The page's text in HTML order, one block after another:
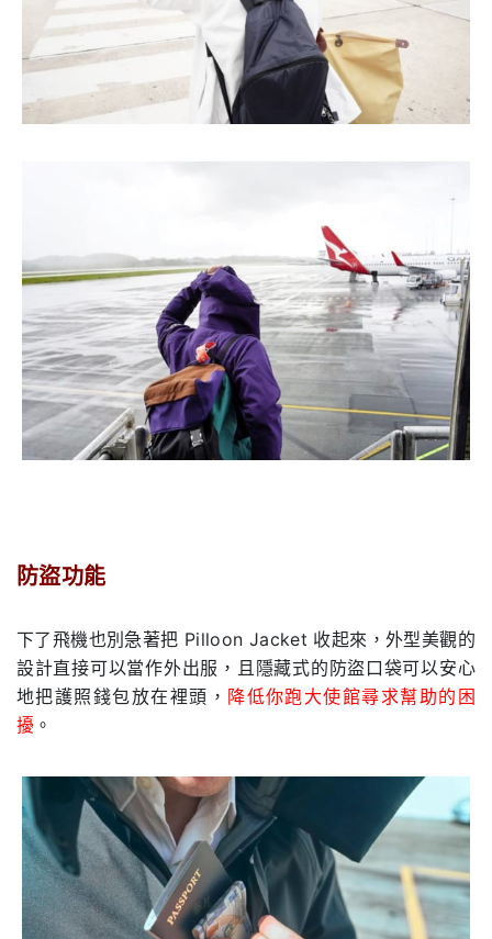
防盜功能
下了飛機也別急著把 Pilloon Jacket 收起來，外型美觀的
設計直接可以當作外出服，且隱藏式的防盜口袋可以安心
地把護照錢包放在裡頭， 降低你跑大使館尋求幫助的困
擾 。